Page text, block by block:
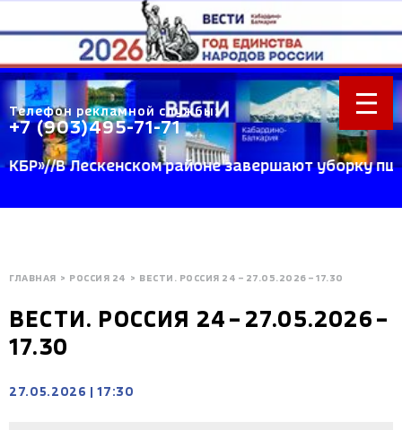
Телефон рекламной службы:
+7 (903)495-71-71
В Лескенском районе завершают уборку
ГЛАВНАЯ > РОССИЯ 24 > ВЕСТИ. РОССИЯ 24 – 27.05.2026 – 17.30
ВЕСТИ. РОССИЯ 24 – 27.05.2026 –
17.30
27.05.2026 17:30